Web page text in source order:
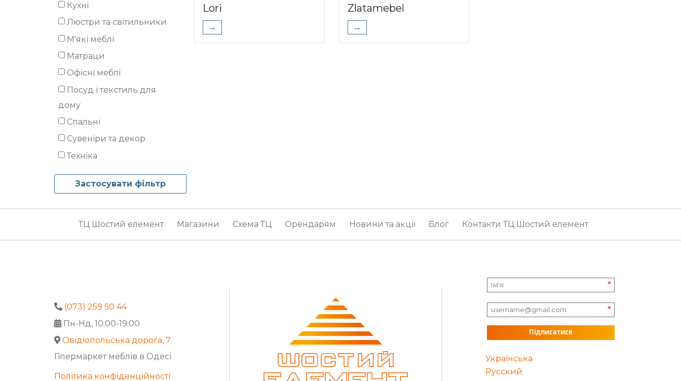
Кухні
Люстри та світильники
М'які меблі
Матраци
Офісні меблі
Посуд і текстиль для
дому
Спальні
Сувеніри та декор
Техніка
Lori
→
Zlatamebel
→
ТЦ Шостий елемент Магазини Схема ТЦ Орендарям Новини та акції Блог Контакти ТЦ Шостий елемент
(073) 259 50 44
Пн-Нд, 10:00-19:00
Овідіопольська дорога, 7
Гіпермаркет меблів в Одесі
Політика конфіденційності
*
*
Підписатися
Українська
Русский